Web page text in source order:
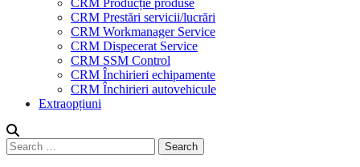
CRM Producție produse
CRM Prestări servicii/lucrări
CRM Workmanager Service
CRM Dispecerat Service
CRM SSM Control
CRM Închirieri echipamente
CRM Închirieri autovehicule
Extraopțiuni